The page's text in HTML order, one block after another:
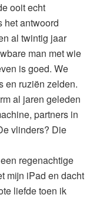
ooit echt
het antwoord
al twintig jaar
man met wie
is goed. We
en ruziën zelden.
al jaren geleden
partners in
vlinders? Die
regenachtige
mijn iPad en dacht
liefde toen ik